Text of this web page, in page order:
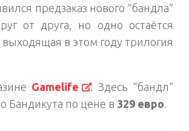
предзаказ нового “бандла”
от друга, но одно остаётся
в этом году трилогия
Gamelife
. Здесь “бандл”
Бандикута по цене в 329 евро.